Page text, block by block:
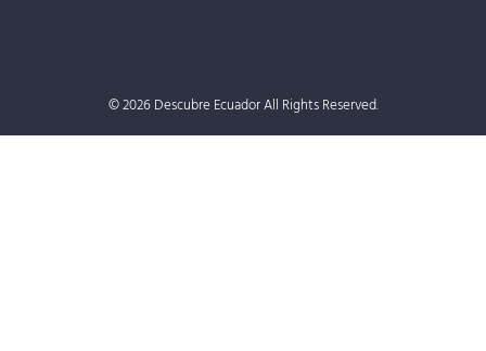
© 2026 Descubre Ecuador All Rights Reserved.